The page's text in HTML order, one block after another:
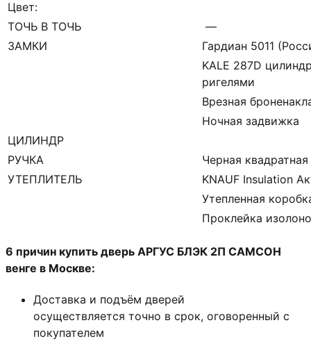
Цвет:
ТОЧЬ В ТОЧЬ
—
ЗАМКИ
Гардиан 5011
KALE 287D
ригелями
Врезная
Ночная задвижка
ЦИЛИНДР
РУЧКА
Черная
УТЕПЛИТЕЛЬ
KNAUF Insulation
Утепленная
Проклейка
6 причин купить дверь АРГУС БЛЭК 2П САМСОН
венге в Москве:
Доставка и подъём дверей
осуществляется точно в срок, оговоренный с
покупателем